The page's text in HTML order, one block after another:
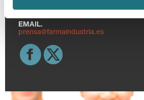
915 159 350
EMAIL.
prensa@farmaindustria.es